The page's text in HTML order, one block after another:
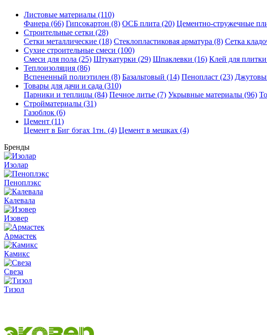
Листовые материалы (110)
Фанера (66) Гипсокартон (8) ОСБ плита (20) Цементно-стружечные
Строительные сетки (28)
Сетки металлические (18) Стеклопластиковая арматура (8) Сетка
Сухие строительные смеси (100)
Смеси для пола (25) Штукатурки (29) Шпаклевки (16) Клей для
Теплоизоляция (86)
Вспененный полиэтилен (8) Базальтовый (14) Пенопласт (23)
Товары для дачи и сада (310)
Парники и теплицы (84) Печное литье (7) Укрывные материалы (96)
Стройматериалы (31)
Газоблок (6)
Цемент (11)
Цемент в Биг бэгах 1тн. (4) Цемент в мешках (4)
Бренды
Изолар
Пеноплэкс
Калевала
Изовер
Армастек
Камикс
Свеза
Тизол